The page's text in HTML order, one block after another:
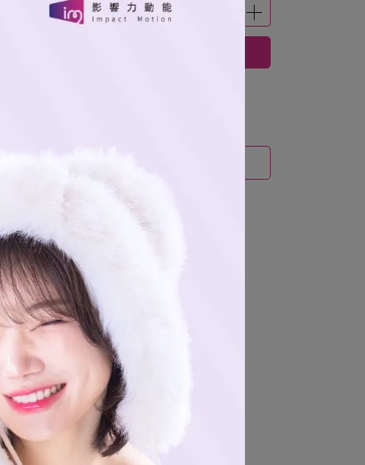
展現不輸場邊的氣場
適，熱情應援零負擔
個人魅力。
諾。